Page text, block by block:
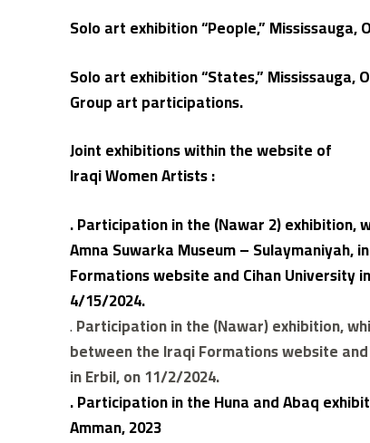
Solo art exhibition “People,” Mississauga,
Solo art exhibition “States,” Mississauga,
Group art participations.
Joint exhibitions within the website of
Iraqi Women Artists :
. Participation in the (Nawar 2) exhibition,
Amna Suwarka Museum –
Formations website and Cihan University
4/15/2024.
.Participation in the (Nawar) exhibition,
between the Iraqi Formations website
in Erbil, on 11/2/2024.
. Participation in the Huna and Abaq
Amman, 2023